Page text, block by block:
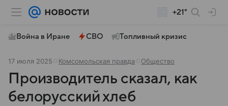
+21°
Война в Иране СВО Топливный кризис
17 июля 2025 Комсомольская правда Общество
Производитель сказал, как
белорусский хлеб